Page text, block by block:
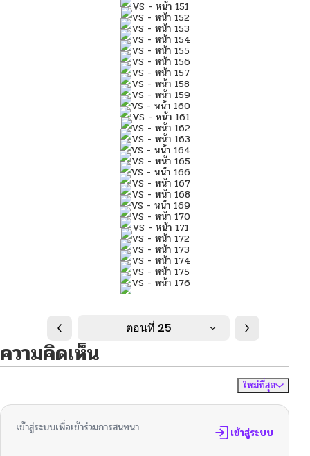
ตอนที่ 25
ความคิดเห็น
ใหม่ที่สุด
เข้าสู่ระบบเพื่อเข้าร่วมการสนทนา เข้าสู่ระบบ